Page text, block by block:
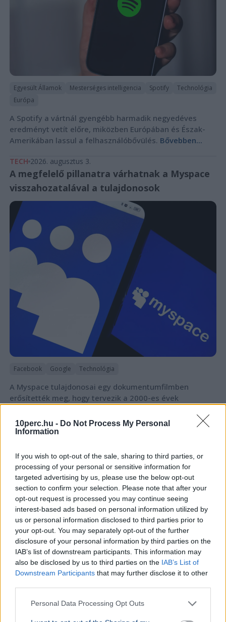
10perc.hu - Do Not Process My Personal
Information
If you wish to opt-out of the sale, sharing to third parties, or
processing of your personal or sensitive information for
targeted advertising by us, please use the below opt-out
section to confirm your selection. Please note that after your
opt-out request is processed you may continue seeing
interest-based ads based on personal information utilized by
us or personal information disclosed to third parties prior to
your opt-out. You may separately opt-out of the further
disclosure of your personal information by third parties on the
IAB’s list of downstream participants. This information may
also be disclosed by us to third parties on the IAB’s List of
Downstream Participants that may further disclose it to other
Personal Data Processing Opt Outs
Egyesült Államok Mesterséges intelligencia Spotify
Technológia
Európa
A Spotify a vártnál gyengébb harmadik negyedéves
eredményt vetít előre, miközben Európában és Észak-
Amerikában lassul a felhasználóbővülés. Bővebben...
TECH 2026. augusztus 3.
A megfelelő pillanatra várhatnak a Myspace
visszahozatalával a tulajdonosok
Facebook Google Technológia
A Myspace tulajdonosai egy dokumentumfilmben
erősítették meg, hogy tervezik a 2000-es évek
Bővebben...
Google
A megfelelő pillanatra várhatnak a
TECH
ha nem
Több